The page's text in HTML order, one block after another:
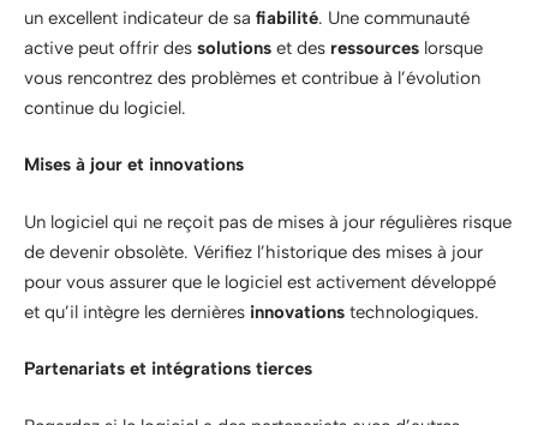
un excellent indicateur de sa fiabilité. Une communauté
active peut offrir des solutions et des ressources lorsque
vous rencontrez des problèmes et contribue à l’évolution
continue du logiciel.
Mises à jour et innovations
Un logiciel qui ne reçoit pas de mises à jour régulières risque
de devenir obsolète. Vérifiez l’historique des mises à jour
pour vous assurer que le logiciel est activement développé
et qu’il intègre les dernières innovations technologiques.
Partenariats et intégrations tierces